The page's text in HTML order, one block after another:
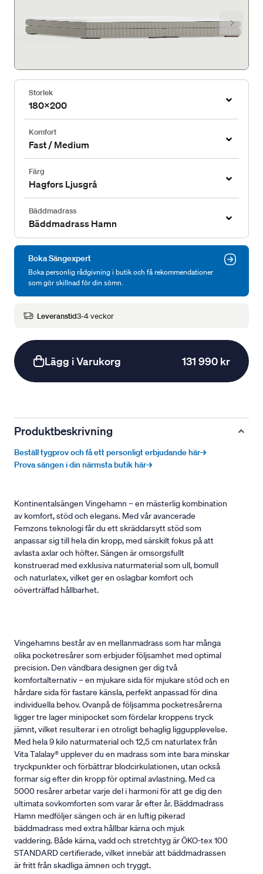
Storlek
180x200
Komfort
Fast / Medium
Färg
Hagfors Ljusgrå
Bäddmadrass
Bäddmadrass Hamn
Boka Sängexpert
Boka personlig rådgivning i butik och få rekommendationer
som gör skillnad för din sömn.
Leveranstid3-4 veckor
Lägg i Varukorg 131 990 kr
Produktbeskrivning
Beställ tygprov och få ett personligt erbjudande här→
Prova sängen i din närmsta butik här→
Kontinentalsängen Vingehamn – en mästerlig kombination
av komfort, stöd och elegans. Med vår avancerade
Femzons teknologi får du ett skräddarsytt stöd som
anpassar sig till hela din kropp, med särskilt fokus på att
avlasta axlar och höfter. Sängen är omsorgsfullt
konstruerad med exklusiva naturmaterial som ull, bomull
och naturlatex, vilket ger en oslagbar komfort och
oöverträffad hållbarhet.
Vingehamns består av en mellanmadrass som har många
olika pocketresårer som erbjuder följsamhet med optimal
precision. Den vändbara designen ger dig två
komfortalternativ – en mjukare sida för mjukare stöd och en
hårdare sida för fastare känsla, perfekt anpassad för dina
individuella behov. Ovanpå de följsamma pocketresårerna
ligger tre lager minipocket som fördelar kroppens tryck
jämnt, vilket resulterar i en otroligt behaglig liggupplevelse.
Med hela 9 kilo naturmaterial och 12,5 cm naturlatex från
Vita Talalay® upplever du en madrass som inte bara minskar
tryckpunkter och förbättrar blodcirkulationen, utan också
formar sig efter din kropp för optimal avlastning. Med ca
5000 resårer arbetar varje del i harmoni för att ge dig den
ultimata sovkomforten som varar år efter år. Bäddmadrass
Hamn medföljer sängen och är en luftig pikerad
bäddmadrass med extra hållbar kärna och mjuk
vaddering. Både kärna, vadd och stretchtyg är ÖKO-tex 100
STANDARD certifierade, vilket innebär att bäddmadrassen
är fritt från skadliga ämnen och tryggt.